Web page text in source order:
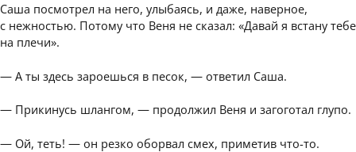
Саша посмотрел на него, улыбаясь, и даже, наверное,
с нежностью. Потому что Веня не сказал: «Давай я встану тебе
на плечи».
— А ты здесь зароешься в песок, — ответил Саша.
— Прикинусь шлангом, — продолжил Веня и загоготал глупо.
— Ой, теть! — он резко оборвал смех, приметив что-то.